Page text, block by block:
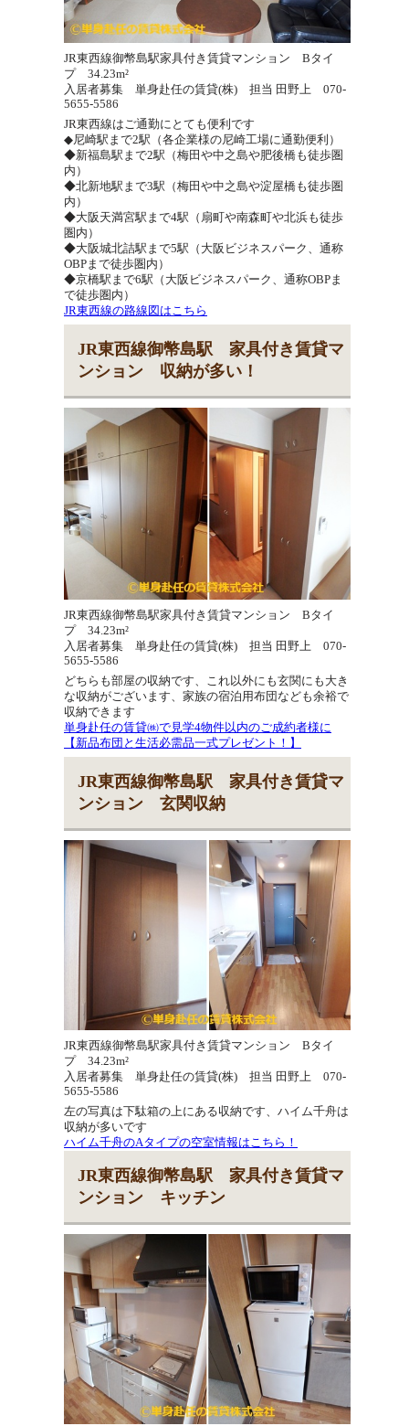
JR東西線御幣島駅家具付き賃貸マンション Bタイ
プ 34.23m²
入居者募集 単身赴任の賃貸(株) 担当 田野上 070-
5655-5586
JR東西線はご通勤にとても便利です
◆尼崎駅まで2駅（各企業様の尼崎工場に通勤便利）
◆新福島駅まで2駅（梅田や中之島や肥後橋も徒歩圏
内）
◆北新地駅まで3駅（梅田や中之島や淀屋橋も徒歩圏
内）
◆大阪天満宮駅まで4駅（扇町や南森町や北浜も徒歩
圏内）
◆大阪城北詰駅まで5駅（大阪ビジネスパーク、通称
OBPまで徒歩圏内）
◆京橋駅まで6駅（大阪ビジネスパーク、通称OBPま
で徒歩圏内）
JR東西線の路線図はこちら
JR東西線御幣島駅 家具付き賃貸マ
ンション 収納が多い！
JR東西線御幣島駅家具付き賃貸マンション Bタイ
プ 34.23m²
入居者募集 単身赴任の賃貸(株) 担当 田野上 070-
5655-5586
どちらも部屋の収納です、これ以外にも玄関にも大き
な収納がございます、家族の宿泊用布団なども余裕で
収納できます
単身赴任の賃貸㈱で見学4物件以内のご成約者様に
【新品布団と生活必需品一式プレゼント！】
JR東西線御幣島駅 家具付き賃貸マ
ンション 玄関収納
JR東西線御幣島駅家具付き賃貸マンション Bタイ
プ 34.23m²
入居者募集 単身赴任の賃貸(株) 担当 田野上 070-
5655-5586
左の写真は下駄箱の上にある収納です、ハイム千舟は
収納が多いです
ハイム千舟のAタイプの空室情報はこちら！
JR東西線御幣島駅 家具付き賃貸マ
ンション キッチン